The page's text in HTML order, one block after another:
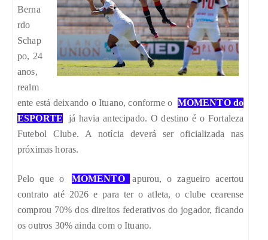
Berna
rdo
Schap
po, 24
anos,
realm
ente está deixando o Ituano, conforme o MOMENTO do
ESPORTE
já havia antecipado. O destino é o Fortaleza
Futebol Clube. A notícia deverá ser oficializada nas
próximas horas.
Pelo que o MOMENTO
apurou, o zagueiro acertou
contrato até 2026 e para ter o atleta, o clube cearense
comprou 70% dos direitos federativos do jogador, ficando
os outros 30% ainda com o Ituano.